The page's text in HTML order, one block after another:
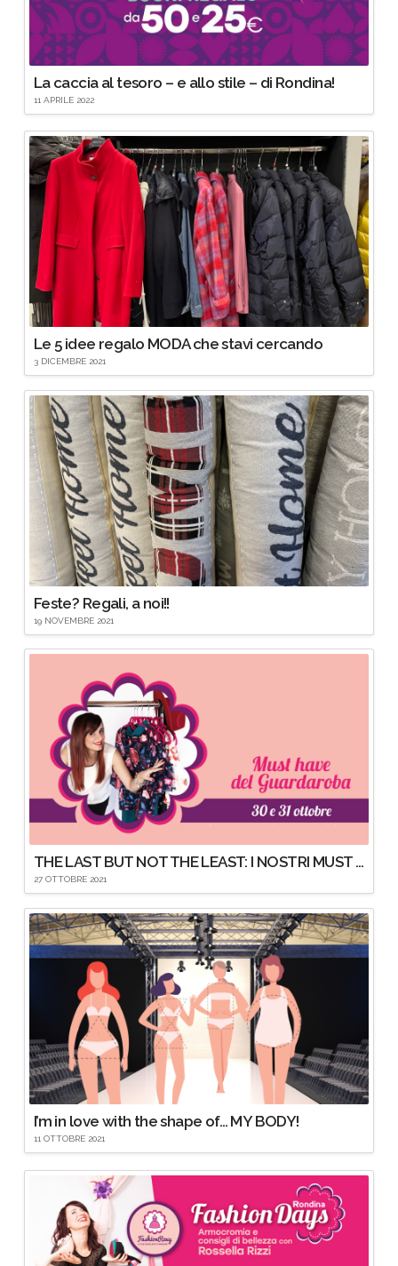
La caccia al tesoro – e allo stile – di Rondina!
11 APRILE 2022
Le 5 idee regalo MODA che stavi cercando
3 DICEMBRE 2021
Feste? Regali, a noi!!
19 NOVEMBRE 2021
THE LAST BUT NOT THE LEAST: I NOSTRI MUST HAVE DEL GUARDAROBA (e poi Rossella Rizzi vi saprà indicare quelli perfetti per voi)
27 OTTOBRE 2021
I’m in love with the shape of… MY BODY!
11 OTTOBRE 2021